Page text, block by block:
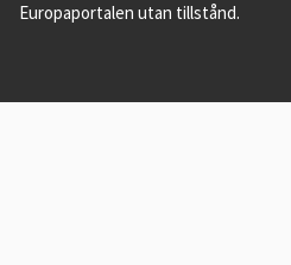
Europaportalen utan tillstånd.